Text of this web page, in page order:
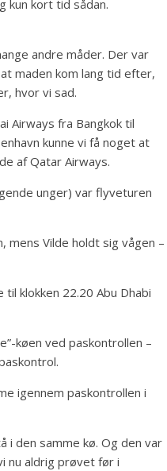
kun kort tid sådan.
andre måder. Der var
maden kom lang tid efter,
hvor vi sad.
Airways fra Bangkok til
kunne vi få noget at
af Qatar Airways.
unger) var flyveturen
mens Vilde holdt sig vågen –
klokken 22.20 Abu Dhabi
køen ved paskontrollen –
igennem paskontrollen i
i den samme kø. Og den var
nu aldrig prøvet før i